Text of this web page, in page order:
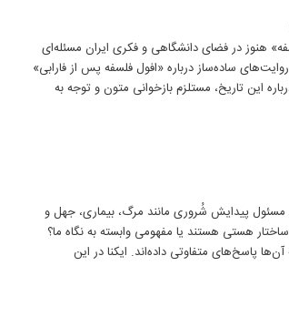
هنوز در فضای دانشگاهی و فکری ایران مسئله‌ای
ساده‌ساز درباره «افول فلسفه پس از فارابی»
این تاریخ، مستلزم بازخوانی متون و توجه به
مسئول پیدایش شُروری مانند مرگ، بیماری، جهل و
هستی‌ هستند یا مفهومی وابسته به نگاه ما؟
پاسخ‌های متفاوتی داده‌اند. ایکنا در این